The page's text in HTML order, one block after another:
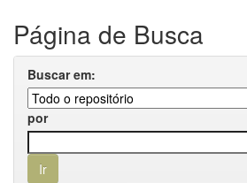
Página de Busca
Buscar em:
por